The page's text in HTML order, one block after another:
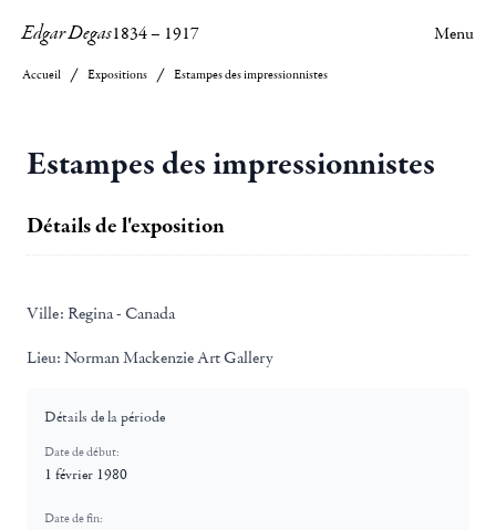
Edgar Degas1834– 1917 Menu
Accueil Expositions Estampes des impressionnistes
Estampes des impressionnistes
Détails de l'exposition
Ville: Regina - Canada
Lieu: Norman Mackenzie Art Gallery
Détails de la période
Date de début:
1 février 1980
Date de fin: